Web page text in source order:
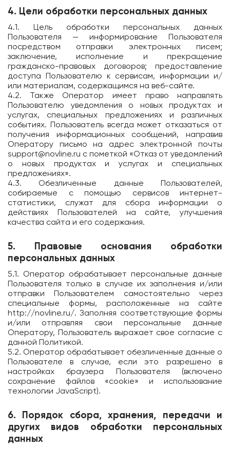
4. Цели обработки персональных данных
4.1. Цель обработки персональных данных
Пользователя — информирование Пользователя
посредством отправки электронных писем;
заключение, исполнение и прекращение
гражданско-правовых договоров; предоставление
доступа Пользователю к сервисам, информации и/
или материалам, содержащимся на веб-сайте.
4.2. Также Оператор имеет право направлять
Пользователю уведомления о новых продуктах и
услугах, специальных предложениях и различных
событиях. Пользователь всегда может отказаться от
получения информационных сообщений, направив
Оператору письмо на адрес электронной почты
support@novline.ru с пометкой «Отказ от уведомлений
о новых продуктах и услугах и специальных
предложениях».
4.3. Обезличенные данные Пользователей,
собираемые с помощью сервисов интернет-
статистики, служат для сбора информации о
действиях Пользователей на сайте, улучшения
качества сайта и его содержания.
5. Правовые основания обработки
персональных данных
5.1. Оператор обрабатывает персональные данные
Пользователя только в случае их заполнения и/или
отправки Пользователем самостоятельно через
специальные формы, расположенные на сайте
http://novline.ru/. Заполняя соответствующие формы
и/или отправляя свои персональные данные
Оператору, Пользователь выражает свое согласие с
данной Политикой.
5.2. Оператор обрабатывает обезличенные данные о
Пользователе в случае, если это разрешено в
настройках браузера Пользователя (включено
сохранение файлов «cookie» и использование
технологии JavaScript).
6. Порядок сбора, хранения, передачи и
других видов обработки персональных
данных